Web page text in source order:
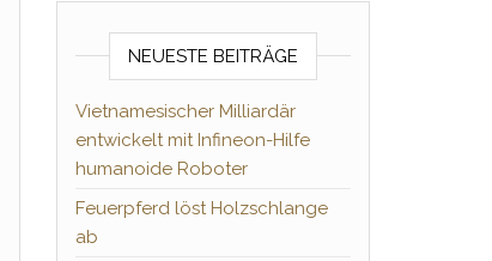
NEUESTE BEITRÄGE
Vietnamesischer Milliardär
entwickelt mit Infineon-Hilfe
humanoide Roboter
Feuerpferd löst Holzschlange
ab